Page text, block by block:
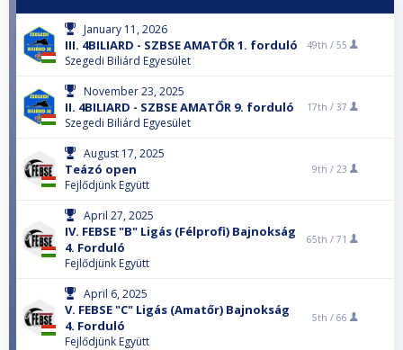
January 11, 2026
III. 4BILIARD - SZBSE AMATŐR 1. forduló
Szegedi Biliárd Egyesület
49th / 55
November 23, 2025
II. 4BILIARD - SZBSE AMATŐR 9. forduló
Szegedi Biliárd Egyesület
17th / 37
August 17, 2025
Teázó open
Fejlődjünk Együtt
9th / 23
April 27, 2025
IV. FEBSE "B" Ligás (Félprofi) Bajnokság
4. Forduló
Fejlődjünk Együtt
65th / 71
April 6, 2025
V. FEBSE "C" Ligás (Amatőr) Bajnokság
4. Forduló
Fejlődjünk Együtt
5th / 66